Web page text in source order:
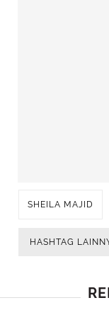
SHEILA MAJID
HASHTAG